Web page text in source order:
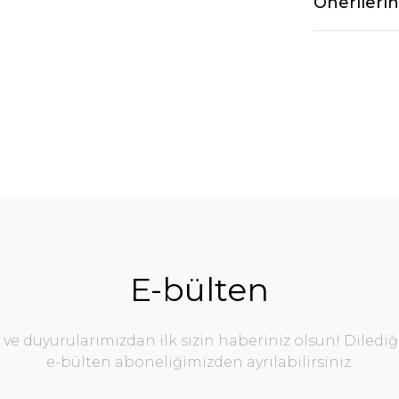
E-bülten
ve duyurularımızdan ilk sizin haberiniz olsun!
e-bülten aboneliğimizden ayrılabilirsiniz.